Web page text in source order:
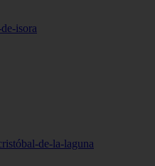
isora
de-la-laguna